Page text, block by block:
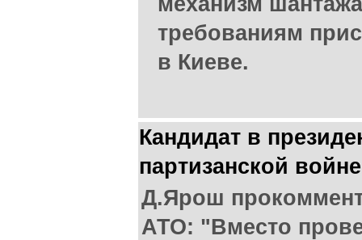
требованиям
в Киеве.
Кандидат в
партизанской
Д.Ярош
АТО: "Вместо